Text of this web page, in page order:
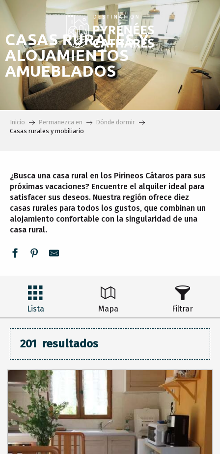
Aller
contenu
principal
CASAS RURALES Y
ALOJAMIENTOS
AMUEBLADOS
Inicio Permanezca en
Dónde dormir
Casas rurales y mobiliario
¿Busca una casa rural en los Pirineos Cátaros para sus
próximas vacaciones? Encuentre el alquiler ideal para
satisfacer sus deseos. Nuestra región ofrece diez
casas rurales para todos los gustos, que combinan un
alojamiento confortable con la singularidad de una
casa rural.
Lista Mapa Filtrar
201 resultados